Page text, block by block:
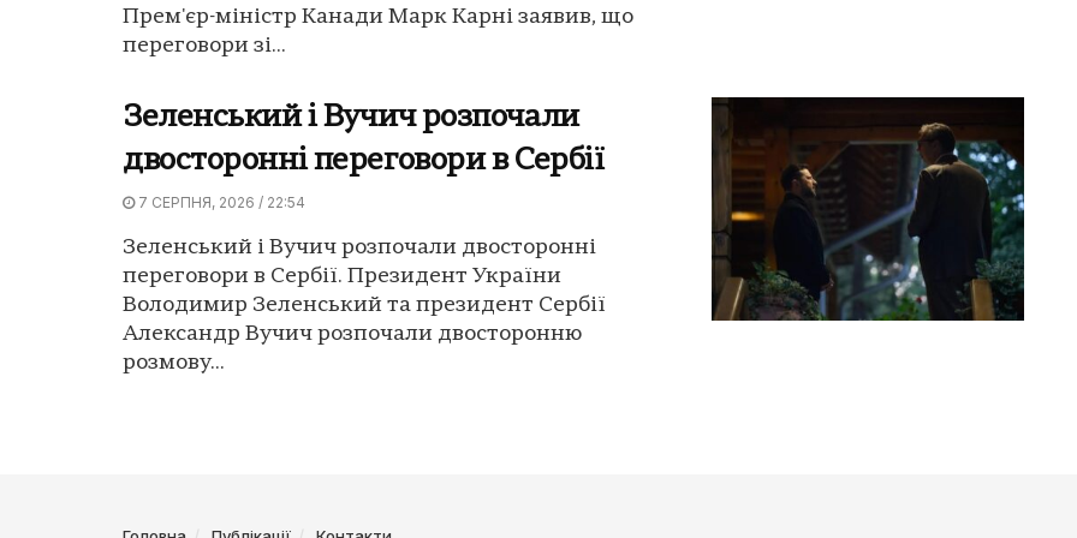
Прем'єр-міністр Канади Марк Карні заявив, що
переговори зі...
Зеленський і Вучич розпочали
двосторонні переговори в Сербії
7 СЕРПНЯ, 2026 / 22:54
Зеленський і Вучич розпочали двосторонні
переговори в Сербії. Президент України
Володимир Зеленський та президент Сербії
Александр Вучич розпочали двосторонню
розмову...